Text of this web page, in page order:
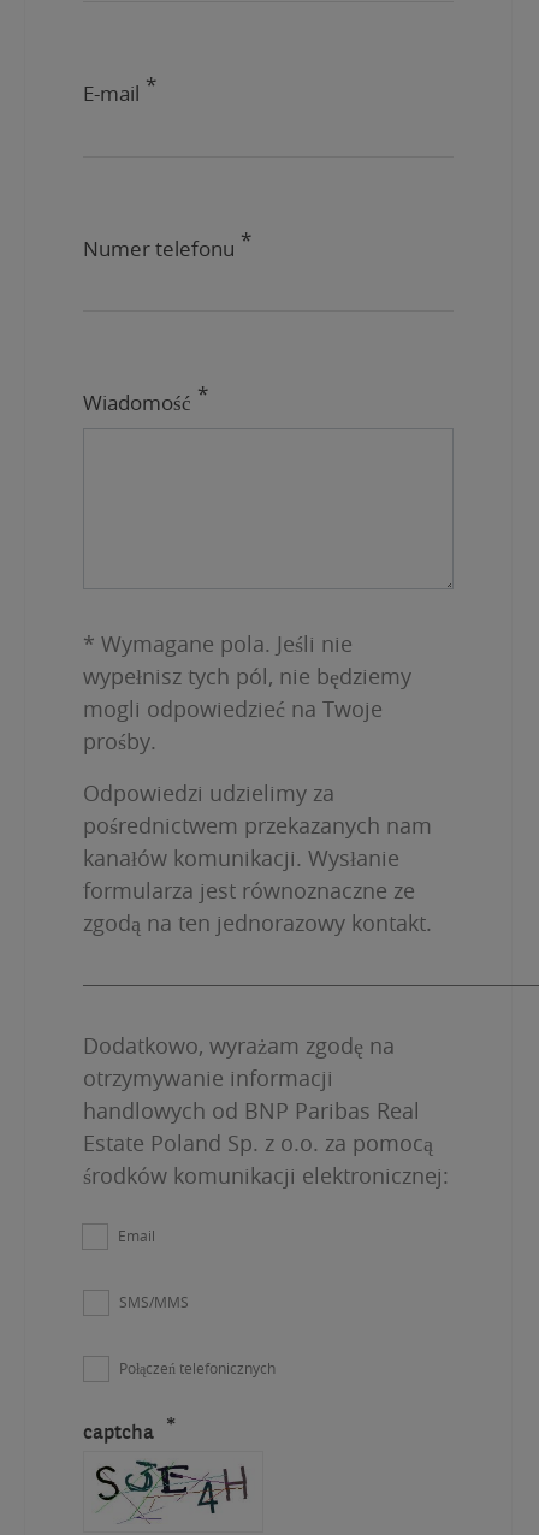
E-mail
Numer telefonu
Wiadomość
* Wymagane pola. Jeśli nie
wypełnisz tych pól, nie będziemy
mogli odpowiedzieć na Twoje
prośby.
Odpowiedzi udzielimy za
pośrednictwem przekazanych nam
kanałów komunikacji. Wysłanie
formularza jest równoznaczne ze
zgodą na ten jednorazowy kontakt.
Dodatkowo, wyrażam zgodę na
otrzymywanie informacji
handlowych od BNP Paribas Real
Estate Poland Sp. z o.o. za pomocą
środków komunikacji elektronicznej:
Email
Check
you
want
us
SMS/MMS
Połączeń telefonicznych
captcha